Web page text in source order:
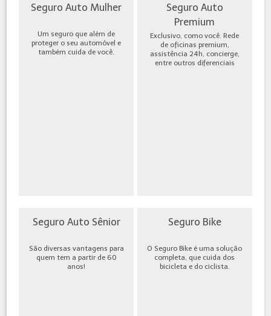
Seguro Auto Mulher
Um seguro que além de
proteger o seu automóvel e
também cuida de você.
Seguro Auto
Premium
Exclusivo, como você. Rede
de oficinas premium,
assistência 24h, concierge,
entre outros diferenciais
Seguro Auto Sênior
São diversas vantagens para
quem tem a partir de 60
anos!
Seguro Bike
O Seguro Bike é uma solução
completa, que cuida dos
bicicleta e do ciclista.